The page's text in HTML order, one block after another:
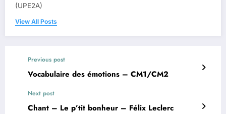
(UPE2A)
View All Posts
Previous post
Vocabulaire des émotions – CM1/CM2
Next post
Chant – Le p’tit bonheur – Félix Leclerc